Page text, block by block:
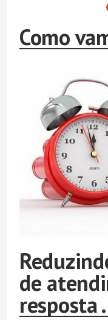
Como
de
resposta